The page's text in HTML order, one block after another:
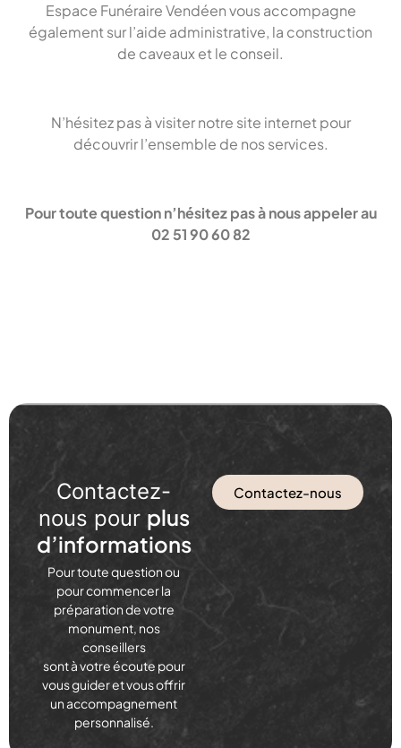
Espace Funéraire Vendéen vous accompagne
également sur l’aide administrative, la construction
de caveaux et le conseil.
N’hésitez pas à visiter notre site internet pour
découvrir l’ensemble de nos services.
Pour toute question n’hésitez pas à nous appeler au
02 51 90 60 82
Contactez-
nous pour plus
d’informations
Pour toute question ou
pour commencer la
préparation de votre
monument, nos
conseillers
sont à votre écoute pour
vous guider et vous offrir
un accompagnement
personnalisé.
Contactez-nous